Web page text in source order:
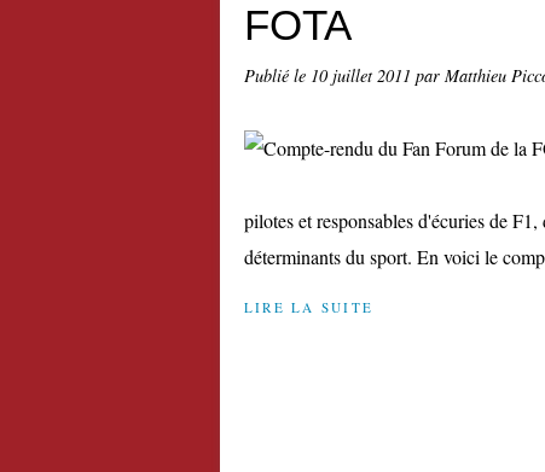
FOTA
Publié le 10 juillet 2011 par Matthieu
pilotes et responsables d'écuries de
déterminants du sport. En voici le
LIRE LA SUITE